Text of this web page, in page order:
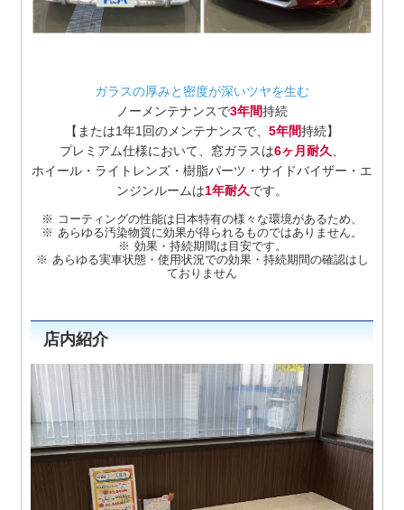
ガラスの厚みと密度が深いツヤを生む
ノーメンテナンスで3年間持続
【または1年1回のメンテナンスで、 5年間持続】
プレミアム仕様において、窓ガラスは6ヶ月耐久
ホイール・ライトレンズ・樹脂パーツ・サイドバイザー・エ
ンジンルームは1年耐久です。
コーティングの性能は日本特有の様々な環境があるため、
あらゆる汚染物質に効果が得られるものではありません。
効果・持続期間は目安です。
あらゆる実車状態・使用状況での効果・持続期間の確認はし
ておりません
店内紹介